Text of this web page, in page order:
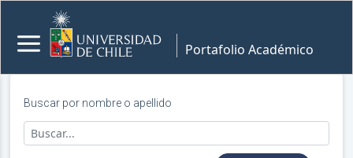
Portafolio Académico
Buscar por nombre o apellido